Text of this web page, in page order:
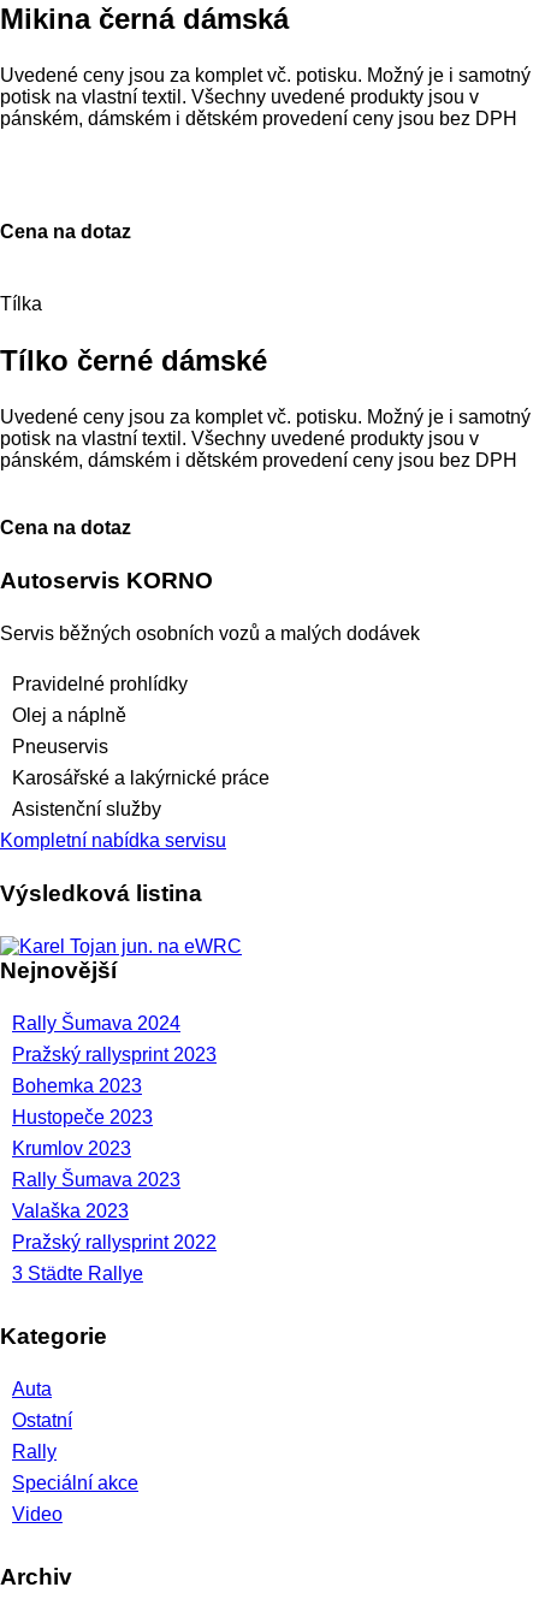
Mikina černá dámská
Uvedené ceny jsou za komplet vč. potisku. Možný je i samotný
potisk na vlastní textil. Všechny uvedené produkty jsou v
pánském, dámském i dětském provedení ceny jsou bez DPH
Cena na dotaz
Tílka
Tílko černé dámské
Uvedené ceny jsou za komplet vč. potisku. Možný je i samotný
potisk na vlastní textil. Všechny uvedené produkty jsou v
pánském, dámském i dětském provedení ceny jsou bez DPH
Cena na dotaz
Autoservis KORNO
Servis běžných osobních vozů a malých dodávek
Pravidelné prohlídky
Olej a náplně
Pneuservis
Karosářské a lakýrnické práce
Asistenční služby
Kompletní nabídka servisu
Výsledková listina
Nejnovější
Rally Šumava 2024
Pražský rallysprint 2023
Bohemka 2023
Hustopeče 2023
Krumlov 2023
Rally Šumava 2023
Valaška 2023
Pražský rallysprint 2022
3 Städte Rallye
Kategorie
Auta
Ostatní
Rally
Speciální akce
Video
Archiv